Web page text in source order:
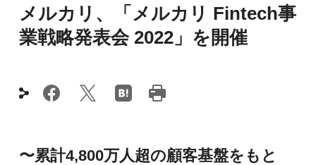
メルカリ、「メルカリ Fintech事
業戦略発表会 2022」を開催
〜累計4,800万人超の顧客基盤をもと